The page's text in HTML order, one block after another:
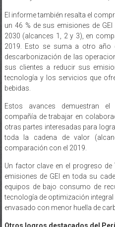
2030 (alcances 1, 2 y 3), en
2019. Esto se suma a otro año
descarbonización de las
sus clientes a reducir sus
tecnología y los servicios que
bebidas.
Estos avances demuestran
otras partes interesadas para
toda la cadena de valor
comparación con el 2019.
Un factor clave en el progreso de
equipos de bajo consumo de
tecnología de optimización
envasado con menor huella de
Otros logros destacados del
En Centroamérica y el